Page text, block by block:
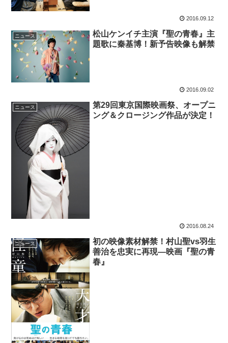
2016.09.12
ニュース
松山ケンイチ主演『聖の青春』主
題歌に秦基博！新予告映像も解禁
2016.09.02
ニュース
第29回東京国際映画祭、オープニ
ング＆クロージング作品が決定！
2016.08.24
ニュース
初の映像素材解禁！村山聖vs羽生
善治を忠実に再現―映画『聖の青
春』